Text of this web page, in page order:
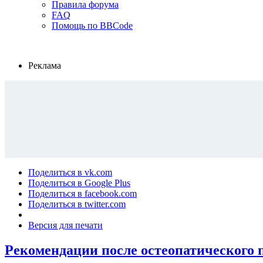
Правила форума
FAQ
Помощь по BBCode
Реклама
Поделиться в vk.com
Поделиться в Google Plus
Поделиться в facebook.com
Поделиться в twitter.com
Версия для печати
Рекомендации после остеопатического